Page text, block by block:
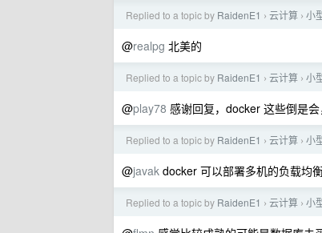
Replied to a topic by RaidenE1 › 云计算 › 小
@realpg 北美的
Replied to a topic by RaidenE1 › 云计算 › 小
@play78 感谢回复，docker 这些倒是
Replied to a topic by RaidenE1 › 云计算 › 小
@javak docker 可以部署多机的负载均
Replied to a topic by RaidenE1 › 云计算 › 小